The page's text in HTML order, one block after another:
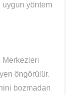
uygun yöntem
Merkezleri
öngörülür.
bozmadan